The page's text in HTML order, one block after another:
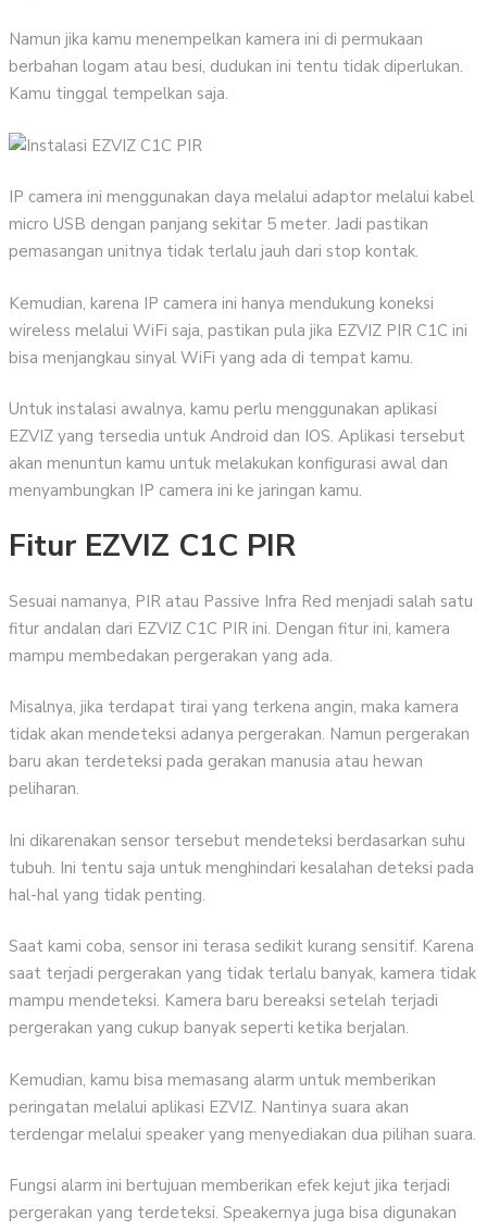
Namun jika kamu menempelkan kamera ini di permukaan
berbahan logam atau besi, dudukan ini tentu tidak diperlukan.
Kamu tinggal tempelkan saja.
IP camera ini menggunakan daya melalui adaptor melalui kabel
micro USB dengan panjang sekitar 5 meter. Jadi pastikan
pemasangan unitnya tidak terlalu jauh dari stop kontak.
Kemudian, karena IP camera ini hanya mendukung koneksi
wireless melalui WiFi saja, pastikan pula jika EZVIZ PIR C1C ini
bisa menjangkau sinyal WiFi yang ada di tempat kamu.
Untuk instalasi awalnya, kamu perlu menggunakan aplikasi
EZVIZ yang tersedia untuk Android dan IOS. Aplikasi tersebut
akan menuntun kamu untuk melakukan konfigurasi awal dan
menyambungkan IP camera ini ke jaringan kamu.
Fitur EZVIZ C1C PIR
Sesuai namanya, PIR atau Passive Infra Red menjadi salah satu
fitur andalan dari EZVIZ C1C PIR ini. Dengan fitur ini, kamera
mampu membedakan pergerakan yang ada.
Misalnya, jika terdapat tirai yang terkena angin, maka kamera
tidak akan mendeteksi adanya pergerakan. Namun pergerakan
baru akan terdeteksi pada gerakan manusia atau hewan
peliharan.
Ini dikarenakan sensor tersebut mendeteksi berdasarkan suhu
tubuh. Ini tentu saja untuk menghindari kesalahan deteksi pada
hal-hal yang tidak penting.
Saat kami coba, sensor ini terasa sedikit kurang sensitif. Karena
saat terjadi pergerakan yang tidak terlalu banyak, kamera tidak
mampu mendeteksi. Kamera baru bereaksi setelah terjadi
pergerakan yang cukup banyak seperti ketika berjalan.
Kemudian, kamu bisa memasang alarm untuk memberikan
peringatan melalui aplikasi EZVIZ. Nantinya suara akan
terdengar melalui speaker yang menyediakan dua pilihan suara.
Fungsi alarm ini bertujuan memberikan efek kejut jika terjadi
pergerakan yang terdeteksi. Speakernya juga bisa digunakan